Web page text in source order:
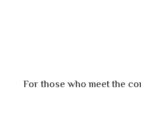
For those who meet the